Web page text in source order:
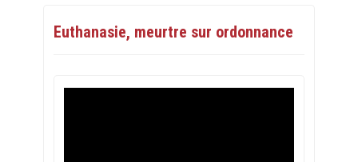
Euthanasie, meurtre sur ordonnance